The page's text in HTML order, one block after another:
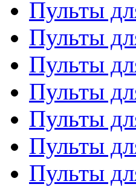
Пульты
Пульты
Пульты
Пульты
Пульты
Пульты
Пульты